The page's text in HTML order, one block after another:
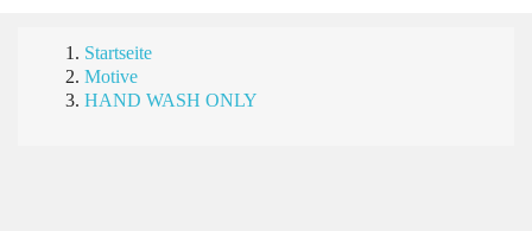
Startseite
Motive
HAND WASH ONLY